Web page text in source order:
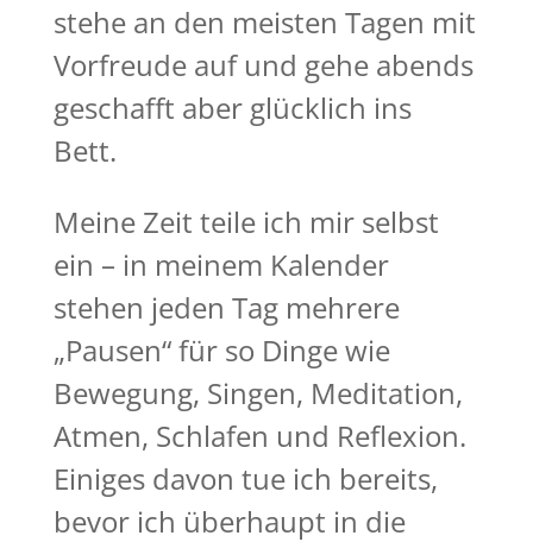
stehe an den meisten Tagen mit
Vorfreude auf und gehe abends
geschafft aber glücklich ins
Bett.
Meine Zeit teile ich mir selbst
ein – in meinem Kalender
stehen jeden Tag mehrere
„Pausen“ für so Dinge wie
Bewegung, Singen, Meditation,
Atmen, Schlafen und Reflexion.
Einiges davon tue ich bereits,
bevor ich überhaupt in die